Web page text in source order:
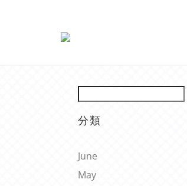
分類
June
May